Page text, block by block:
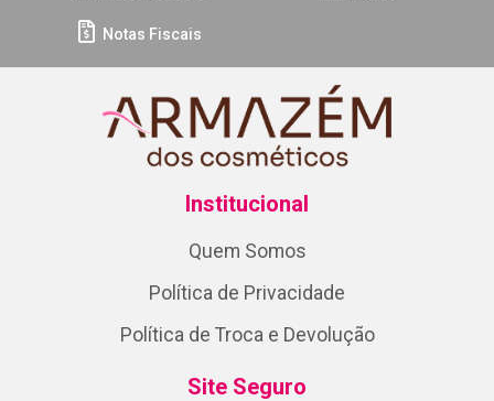
Notas Fiscais
Institucional
Quem Somos
Política de Privacidade
Política de Troca e Devolução
Site Seguro